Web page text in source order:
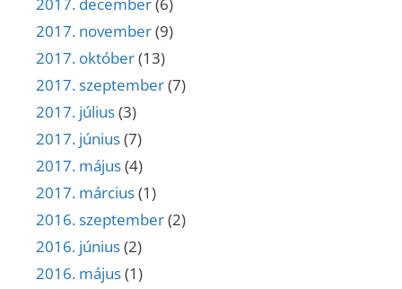
2017. december(6)
2017. november(9)
2017. október(13)
2017. szeptember(7)
2017. július(3)
2017. június(7)
2017. május(4)
2017. március(1)
2016. szeptember(2)
2016. június(2)
2016. május(1)